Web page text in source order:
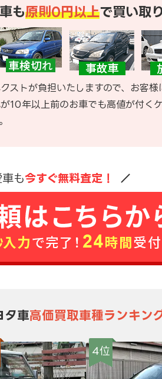
も原則0円以上で買い取
ストが負担いたしますので、お客
10年以上前のお車でも高値が付く
も今すぐ無料査定！
タ車高価買取車種ランキン
4位